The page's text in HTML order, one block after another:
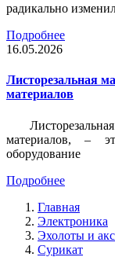
радикально
Подробнее
16.05.2026
Листорезальная
материалов
материалов, –
оборудование
Подробнее
Главная
Электроника
Эхолоты и
Сурикат